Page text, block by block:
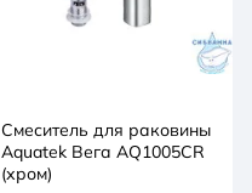
Смеситель для раковины
Aquatek Вега AQ1005CR
(хром)